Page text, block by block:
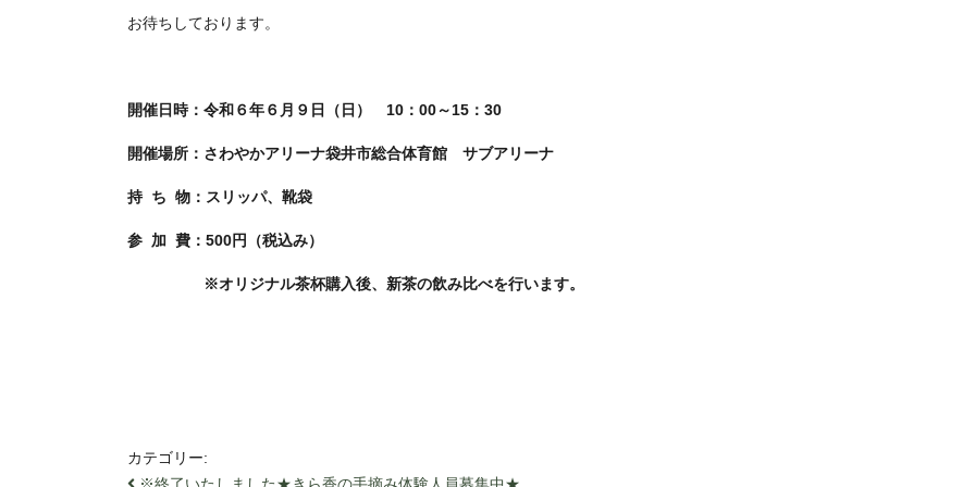
お待ちしております。
開催日時：令和６年６月９日（日） 10：00～15：30
開催場所：さわやかアリーナ袋井市総合体育館 サブアリーナ
持 ち 物：スリッパ、靴袋
参 加 費：500円（税込み）
※オリジナル茶杯購入後、新茶の飲み比べを行います。
カテゴリー: